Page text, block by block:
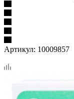
Артикул: 10009857